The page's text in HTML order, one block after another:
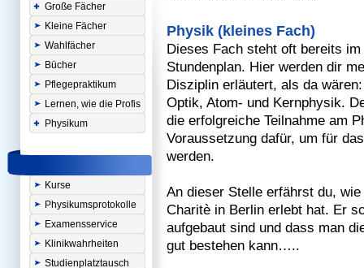
Große Fächer
Kleine Fächer
Wahlfächer
Bücher
Pflegepraktikum
Lernen, wie die Profis
Physikum
Kurse
Physikumsprotokolle
Examensservice
Klinikwahrheiten
Studienplatztausch
Physik (kleines Fach)
Dieses Fach steht oft bereits
Stundenplan. Hier werden dir
Disziplin erläutert, als da
Optik, Atom- und Kernphysik.
die erfolgreiche Teilnahme am
Voraussetzung dafür, um für
werden.
An dieser Stelle erfährst du,
Charitè in Berlin erlebt hat. Er
aufgebaut sind und dass man
gut bestehen kann…..